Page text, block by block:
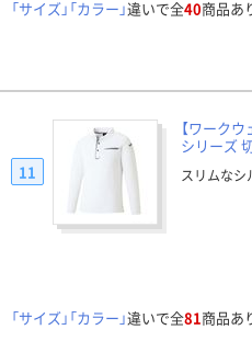
「サイズ」「カラー」違いで全40商品あ
【ワーク
シリーズ
スリムな
11
「サイズ」「カラー」違いで全81商品あ